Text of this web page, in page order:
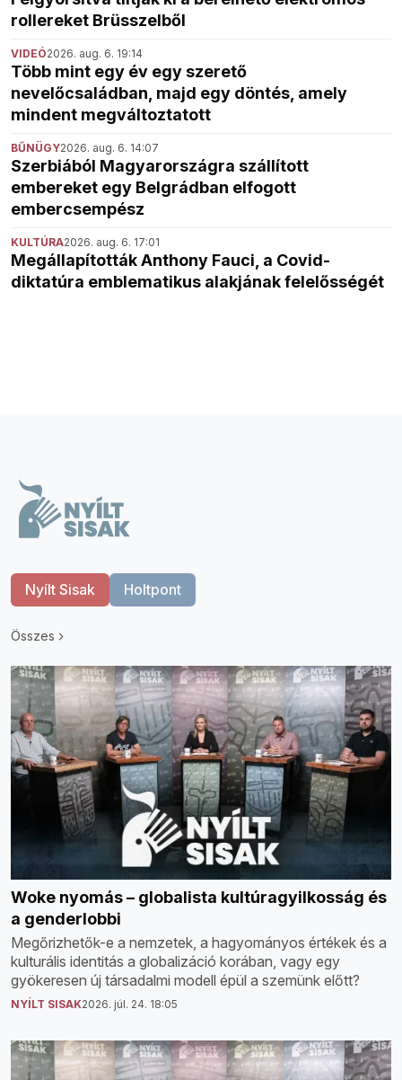
rollereket Brüsszelből
VIDEÓ2026. aug. 6. 19:14
Több mint egy év egy szerető
nevelőcsaládban, majd egy döntés, amely
mindent megváltoztatott
BŰNÜGY2026. aug. 6. 14:07
Szerbiából Magyarországra szállított
embereket egy Belgrádban elfogott
embercsempész
KULTÚRA2026. aug. 6. 17:01
Megállapították Anthony Fauci, a Covid-
diktatúra emblematikus alakjának felelősségét
Nyílt Sisak Holtpont
Összes
Woke nyomás – globalista kultúragyilkosság és
a genderlobbi
Megőrizhetők-e a nemzetek, a hagyományos értékek és a
kulturális identitás a globalizáció korában, vagy egy
gyökeresen új társadalmi modell épül a szemünk előtt?
NYÍLT SISAK2026. júl. 24. 18:05